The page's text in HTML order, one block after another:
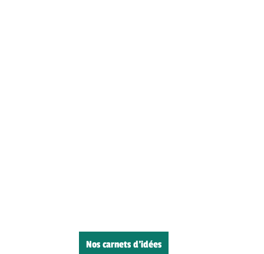
Nos carnets d’idées